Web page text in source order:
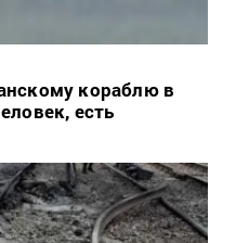
кораблю в
есть